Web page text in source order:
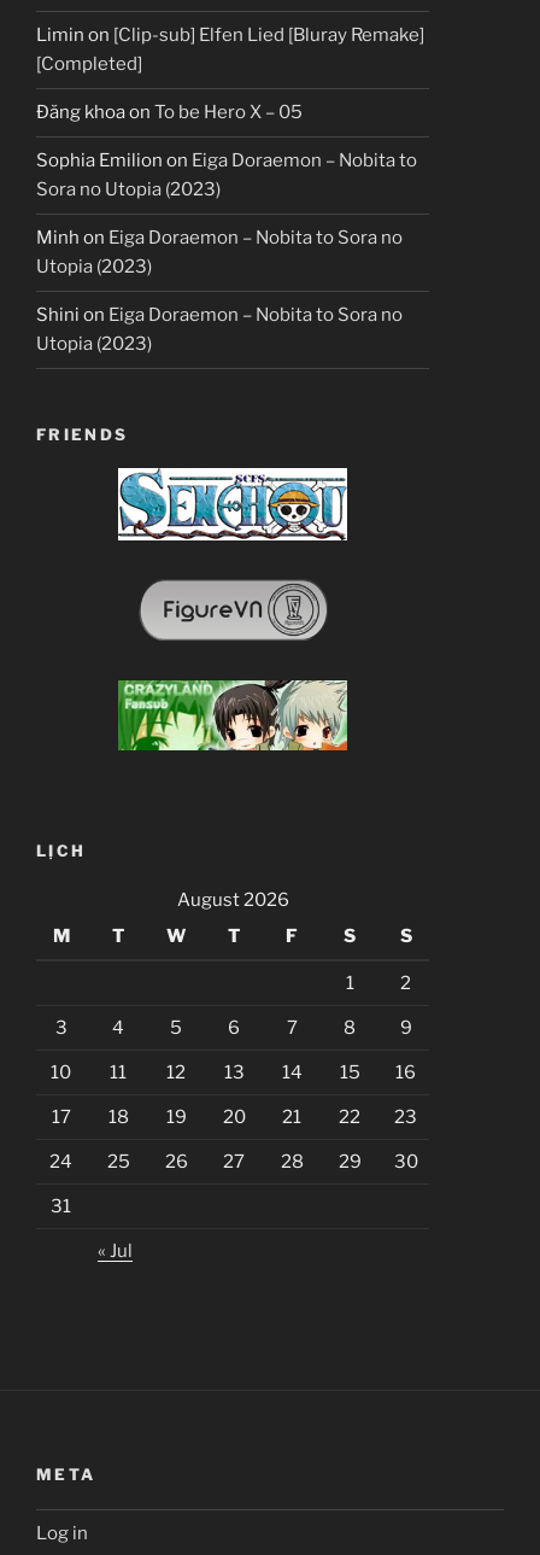
Limin on [Clip-sub] Elfen Lied [Bluray Remake]
[Completed]
Đăng khoaon To be Hero X – 05
Sophia Emilion on Eiga Doraemon – Nobita to
Sora no Utopia (2023)
Minh on Eiga Doraemon – Nobita to Sora no
Utopia (2023)
Shini on Eiga Doraemon – Nobita to Sora no
Utopia (2023)
FRIENDS
LỊCH
August 2026
M
T W T F S S
1 2
3 4 5 6 7 8 9
10 11 12 13 14 15 16
17 18 19 20 21 22 23
24 25 26 27 28 29 30
31
« Jul
META
Log in